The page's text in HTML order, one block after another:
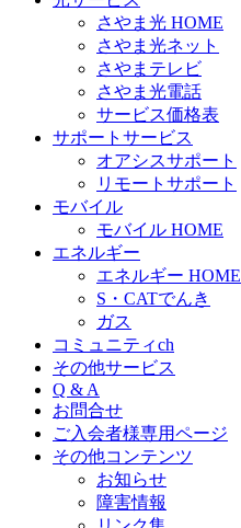
さやま光 HOME
さやま光ネット
さやまテレビ
さやま光電話
サービス価格表
サポートサービス
オアシスサポート
リモートサポート
モバイル
モバイル HOME
エネルギー
エネルギー HOME
S・CATでんき
ガス
コミュニティch
その他サービス
Q & A
お問合せ
ご入会者様専用ページ
その他コンテンツ
お知らせ
障害情報